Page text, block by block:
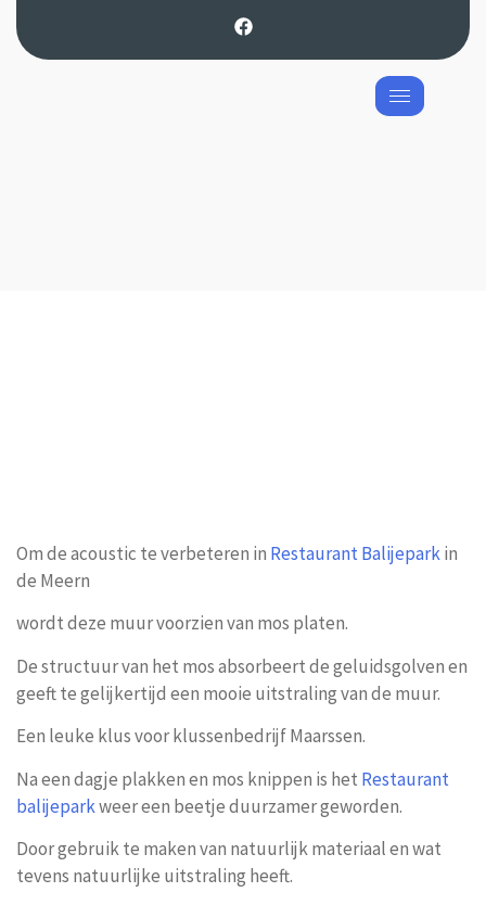
Om de acoustic te verbeteren in Restaurant Balijeparkin
de Meern
wordt deze muur voorzien van mos platen.
De structuur van het mos absorbeert de geluidsgolven en
geeft te gelijkertijd een mooie uitstraling van de muur.
Een leuke klus voor klussenbedrijf Maarssen.
Na een dagje plakken en mos knippen is het Restaurant
balijeparkweer een beetje duurzamer geworden.
Door gebruik te maken van natuurlijk materiaal en wat
tevens natuurlijke uitstraling heeft.